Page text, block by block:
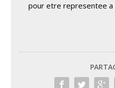
pour etre representee a